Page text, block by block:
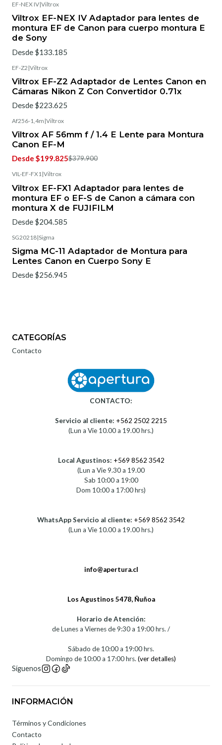
EF-NEX IV|Viltrox
Viltrox EF-NEX IV Adaptador para lentes de
montura EF de Canon para cuerpo montura E
de Sony
Desde $133.185
EF-Z2 |Viltrox
Viltrox EF-Z2 Adaptador de Lentes Canon en
Cámaras Nikon Z Con Convertidor 0.71x
Desde $223.625
Af256-1,4m |Viltrox
Viltrox AF 56mm f / 1.4 E Lente para Montura
Canon EF-M
Desde $199.825$379.900
VIL-EF-FX1|Viltrox
Viltrox EF-FX1 Adaptador para lentes de
montura EF o EF-S de Canon a cámara con
montura X de FUJIFILM
Desde $204.585
SG20218|Sigma
Sigma MC-11 Adaptador de Montura para
Lentes Canon en Cuerpo Sony E
Desde $256.945
CATEGORÍAS
Contacto
CONTACTO:
Servicio al cliente: +562 2502 2215
(Lun a Vie 10.00 a 19.00 hrs.)
Local Agustinos: +569 8562 3542
(Lun a Vie 9.30 a 19.00
Sab 10:00 a 19:00
Dom 10:00 a 17:00 hrs)
WhatsApp Servicio al cliente: +569 8562 3542
(Lun a Vie 10.00 a 19.00 hrs.)
info@apertura.cl
Los Agustinos 5478, Ñuñoa
Horario de Atención:
de Lunes a Viernes de 9:30 a 19:00 hrs. /
Sábado de 10:00 a 19:00 hrs.
Domingo de 10:00 a 17:00 hrs.(ver detalles)
Síguenos
INFORMACIÓN
Términos y Condiciones
Contacto